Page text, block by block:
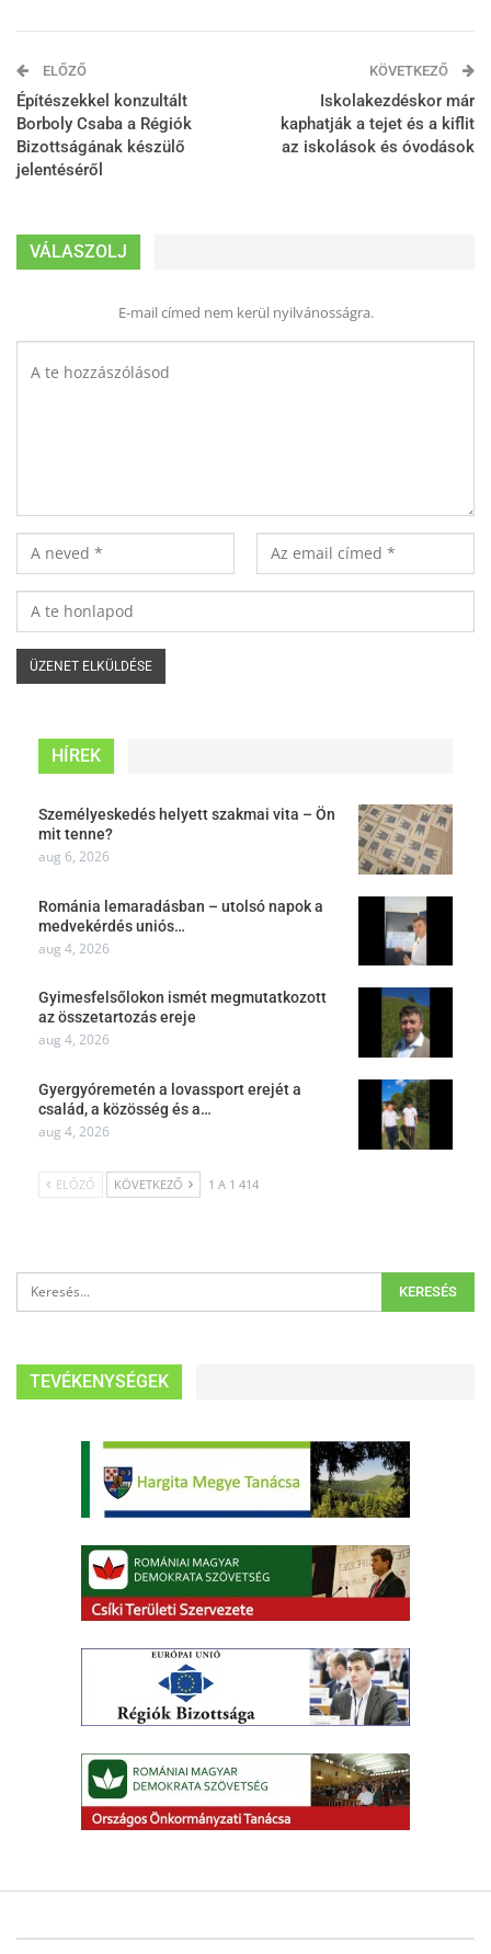
ELŐZŐ
Építészekkel konzultált
Borboly Csaba a Régiók
Bizottságának készülő
jelentéséről
KÖVETKEZŐ
Iskolakezdéskor már
kaphatják a tejet és a kiflit
az iskolások és óvodások
VÁLASZOLJ
E-mail címed nem kerül nyilvánosságra.
HÍREK
Személyeskedés helyett szakmai vita – Ön
mit tenne?
aug 6, 2026
Románia lemaradásban – utolsó napok a
medvekérdés uniós…
aug 4, 2026
Gyimesfelsőlokon ismét megmutatkozott
az összetartozás ereje
aug 4, 2026
Gyergyóremetén a lovassport erejét a
család, a közösség és a…
aug 4, 2026
ELŐZŐ KÖVETKEZŐ 1 A 1 414
TEVÉKENYSÉGEK